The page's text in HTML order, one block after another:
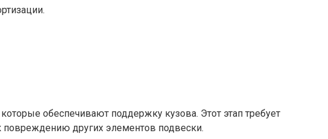
обеспечивают поддержку кузова. Этот этап требует
повреждению других элементов подвески.